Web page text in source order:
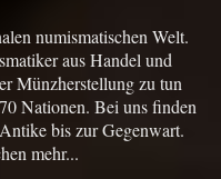
numismatischen Welt.
aus Handel und
Münzherstellung zu tun
Nationen. Bei uns finden
bis zur Gegenwart.
mehr...